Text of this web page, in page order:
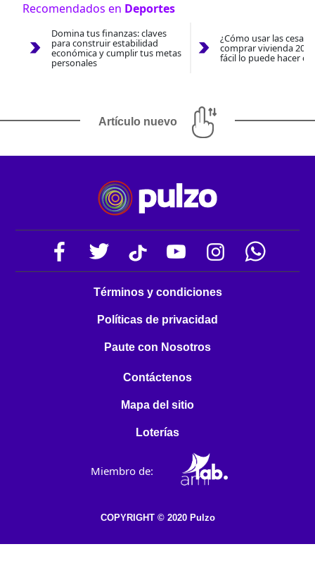
Recomendados en Deportes
Domina tus finanzas: claves
para construir estabilidad
económica y cumplir tus metas
personales
¿Cómo usar las
comprar vivienda
fácil lo puede hacer
Artículo nuevo
Términos y condiciones
Políticas de privacidad
Paute con Nosotros
Contáctenos
Mapa del sitio
Loterías
Miembro de:
COPYRIGHT © 2020 Pulzo